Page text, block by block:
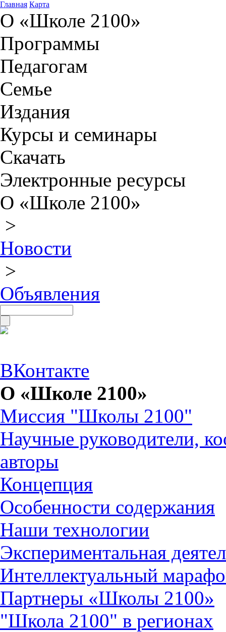
Главная Карта
О «Школе 2100»
Программы
Педагогам
Семье
Издания
Курсы и семинары
Скачать
Электронные ресурсы
О «Школе 2100»
>
Новости
>
Объявления
ВКонтакте
О «Школе 2100»
Миссия "Школы 2100"
Научные руководители,
авторы
Концепция
Особенности содержания
Наши технологии
Экспериментальная
Интеллектуальный
Партнеры «Школы 2100»
"Школа 2100" в регионах